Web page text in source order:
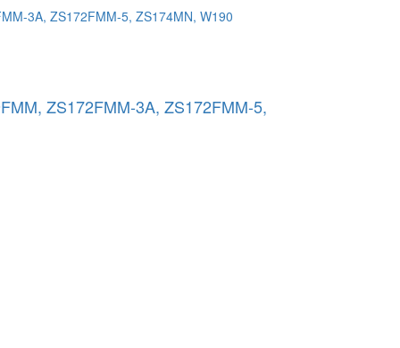
ZS172FMM-3A, ZS172FMM-5,